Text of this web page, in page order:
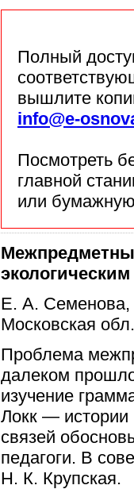
Полный
вышлите
info@e-
Посмотреть
главной
или
Е. А.
Московская обл.
Проблема
далеком
изучение
Локк — истории
связей
педагоги. В
Н. К. Крупская.